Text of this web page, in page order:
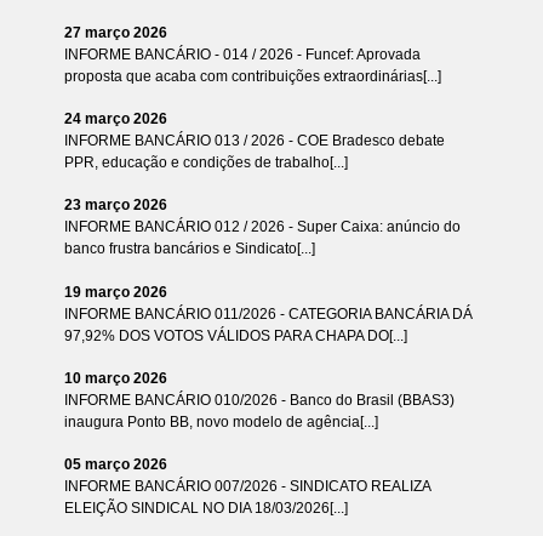
27 março 2026
INFORME BANCÁRIO - 014 / 2026 - Funcef: Aprovada
proposta que acaba com contribuições extraordinárias[...]
24 março 2026
INFORME BANCÁRIO 013 / 2026 - COE Bradesco debate
PPR, educação e condições de trabalho[...]
23 março 2026
INFORME BANCÁRIO 012 / 2026 - Super Caixa: anúncio do
banco frustra bancários e Sindicato[...]
19 março 2026
INFORME BANCÁRIO 011/2026 - CATEGORIA BANCÁRIA DÁ
97,92% DOS VOTOS VÁLIDOS PARA CHAPA DO[...]
10 março 2026
INFORME BANCÁRIO 010/2026 - Banco do Brasil (BBAS3)
inaugura Ponto BB, novo modelo de agência[...]
05 março 2026
INFORME BANCÁRIO 007/2026 - SINDICATO REALIZA
ELEIÇÃO SINDICAL NO DIA 18/03/2026[...]